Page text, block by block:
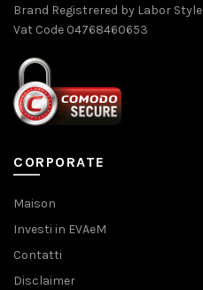
Brand Registrered by Labor Style
Vat Code 04768460653
CORPORATE
Maison
Investi in EVAeM
Contatti
Disclaimer